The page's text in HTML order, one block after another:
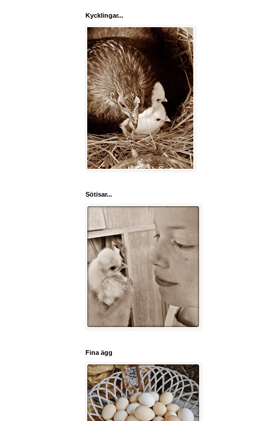
Kycklingar...
Sötisar...
Fina ägg